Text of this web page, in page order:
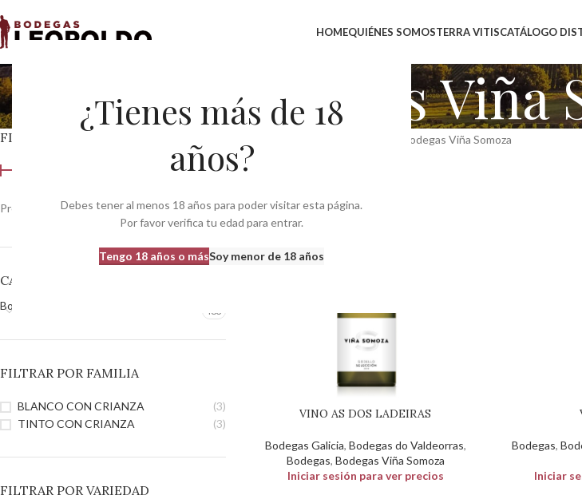
¿Tienes más de 18
años?
Debes tener al menos 18 años para poder visitar esta página.
Por favor verifica tu edad para entrar.
Tengo 18 años o másSoy menor de 18 años
HOMEQUIÉNES SOMOSTERRA VITISCATÁLOGO
Bodegas Viña
FILTRAR POR PRECIO
Filtrar
Precio: —370 €
CATEGORÍAS DEL PRODUCTO
Bodegas 483
FILTRAR POR FAMILIA
BLANCO CON CRIANZA
(3)
TINTO CON CRIANZA
(3)
FILTRAR POR VARIEDAD
Bodegas Viña Somoza
VINO AS DOS LADEIRAS
Bodegas Galicia, Bodegas do Valdeorras,
Bodegas, Bodegas Viña Somoza
Iniciar sesión para ver precios
Bodegas,
Iniciar